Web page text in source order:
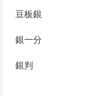
豆板銀
銀一分
銀判